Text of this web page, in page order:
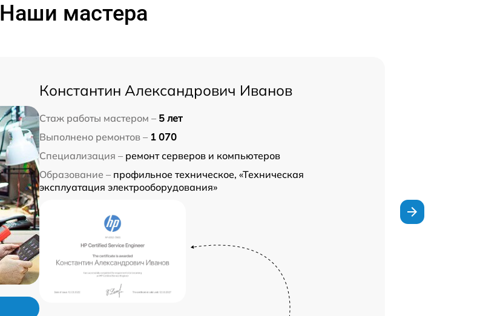
Наши мастера
Константин Александрович Иванов
Стаж работы мастером – 5 лет
Выполнено ремонтов – 1 070
Специализация – ремонт серверов и компьютеров
Образование – профильное техническое, «Техническая
эксплуатация электрооборудования»